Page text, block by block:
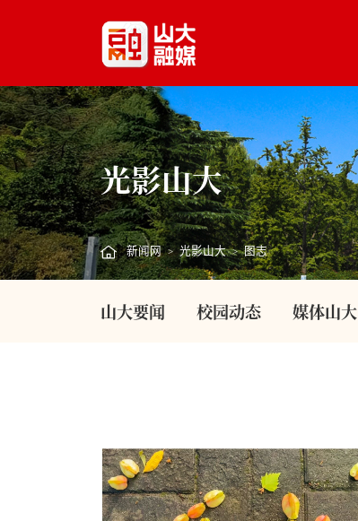
光影山大
新闻网 > 光影山大 > 图志
山大要闻 校园动态 媒体山大